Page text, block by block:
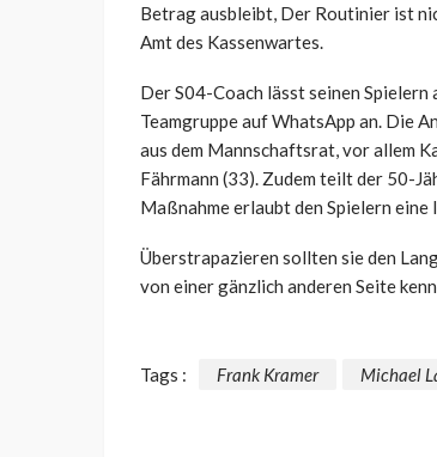
Betrag ausbleibt, Der Routinier ist
Amt des Kassenwartes.
Der S04-Coach lässt seinen
Teamgruppe auf WhatsApp an. Die
aus dem Mannschaftsrat, vor allem
Fährmann (33). Zudem teilt der 50-
Maßnahme erlaubt den Spielern eine
Überstrapazieren sollten sie den
von einer gänzlich anderen Seite
Tags : Frank Kramer Michael